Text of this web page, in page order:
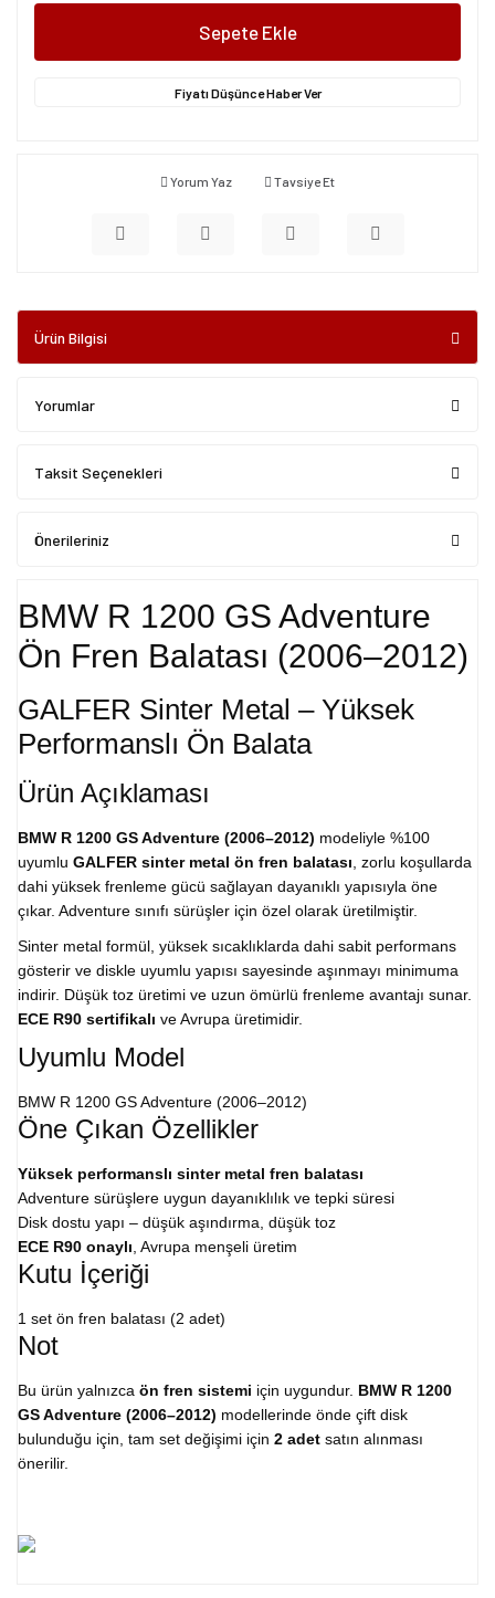
Sepete Ekle
Fiyatı Düşünce Haber Ver
Yorum Yaz Tavsiye Et
Ürün Bilgisi
Yorumlar
Taksit Seçenekleri
Önerileriniz
BMW R 1200 GS Adventure
Ön Fren Balatası (2006–2012)
GALFER Sinter Metal – Yüksek
Performanslı Ön Balata
Ürün Açıklaması
BMW R 1200 GS Adventure (2006–2012) modeliyle %100
uyumlu GALFER sinter metal ön fren balatası , zorlu koşullarda
dahi yüksek frenleme gücü sağlayan dayanıklı yapısıyla öne
çıkar. Adventure sınıfı sürüşler için özel olarak üretilmiştir.
Sinter metal formül, yüksek sıcaklıklarda dahi sabit performans
gösterir ve diskle uyumlu yapısı sayesinde aşınmayı minimuma
indirir. Düşük toz üretimi ve uzun ömürlü frenleme avantajı sunar.
ECE R90 sertifikalı ve Avrupa üretimidir.
Uyumlu Model
BMW R 1200 GS Adventure (2006–2012)
Öne Çıkan Özellikler
Yüksek performanslı sinter metal fren balatası
Adventure sürüşlere uygun dayanıklılık ve tepki süresi
Disk dostu yapı – düşük aşındırma, düşük toz
ECE R90 onaylı , Avrupa menşeli üretim
Kutu İçeriği
1 set ön fren balatası (2 adet)
Not
Bu ürün yalnızca ön fren sistemi için uygundur. BMW R 1200
GS Adventure (2006–2012) modellerinde önde çift disk
bulunduğu için, tam set değişimi için 2 adet satın alınması
önerilir.